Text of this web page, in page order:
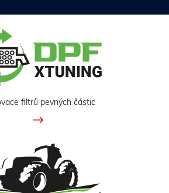
filtrů pevných částic